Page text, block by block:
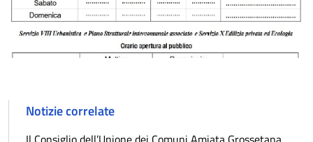
Notizie correlate